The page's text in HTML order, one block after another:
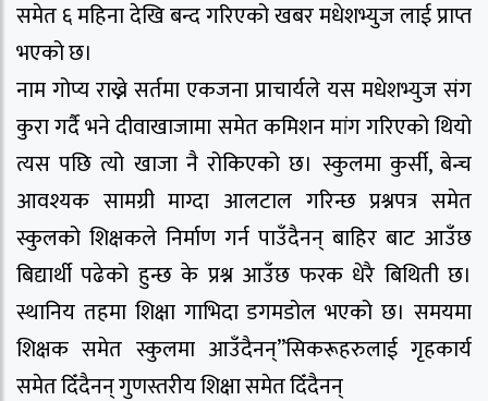
समेत ६ महिना देखि बन्द गरिएको खबर मधेशभ्युज लाई प्राप्त
भएको छ।
नाम गोप्य राख्ने सर्तमा एकजना प्राचार्यले यस मधेशभ्युज संग
कुरा गर्दै भने दीवाखाजामा समेत कमिशन मांग गरिएको थियो
त्यस पछि त्यो खाजा नै रोकिएको छ। स्कुलमा कुर्सी, बेन्च
आवश्यक सामग्री माग्दा आलटाल गरिन्छ प्रश्नपत्र समेत
स्कुलको शिक्षकले निर्माण गर्न पाउँदैनन् बाहिर बाट आउँछ
बिद्यार्थी पढेको हुन्छ के प्रश्न आउँछ फरक धेरै बिथिती छ।
स्थानिय तहमा शिक्षा गाभिदा डगमडोल भएको छ। समयमा
शिक्षक समेत स्कुलमा आउँदैनन्”सिकरूहरुलाई गृहकार्य
समेत दिँदैनन् गुणस्तरीय शिक्षा समेत दिँदैनन्